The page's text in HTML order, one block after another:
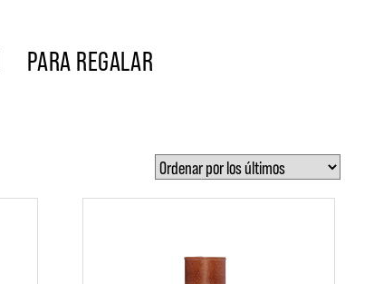
PARA REGALAR